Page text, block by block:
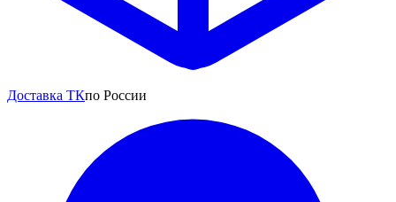
Доставка ТКпо России